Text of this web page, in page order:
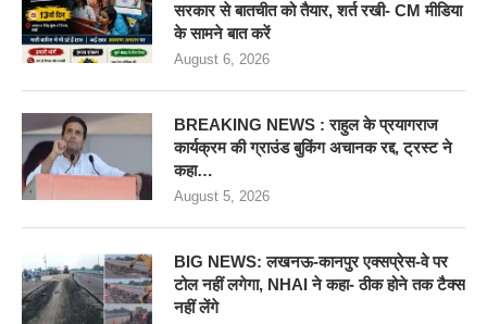
सरकार से बातचीत को तैयार, शर्त रखी- CM मीडिया
के सामने बात करें
August 6, 2026
BREAKING NEWS : राहुल के प्रयागराज
कार्यक्रम की ग्राउंड बुकिंग अचानक रद्द, ट्रस्ट ने
कहा…
August 5, 2026
BIG NEWS: लखनऊ-कानपुर एक्सप्रेस-वे पर
टोल नहीं लगेगा, NHAI ने कहा- ठीक होने तक टैक्स
नहीं लेंगे